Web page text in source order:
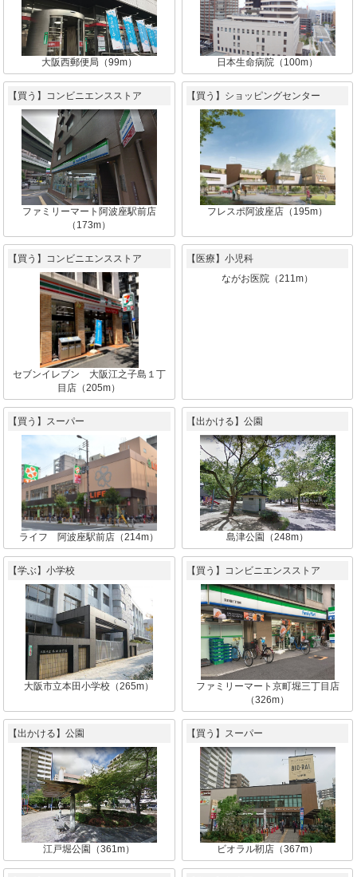
大阪西郵便局（99m） 日本生命病院（100m）
【買う】コンビニエンスストア
ファミリーマート阿波座駅前店
（173m）
【買う】ショッピングセンター
フレスポ阿波座店（195m）
【買う】コンビニエンスストア
セブンイレブン 大阪江之子島１丁
目店（205m）
【医療】小児科
ながお医院（211m）
【買う】スーパー
ライフ 阿波座駅前店（214m）
【出かける】公園
島津公園（248m）
【学ぶ】小学校
大阪市立本田小学校（265m）
【買う】コンビニエンスストア
ファミリーマート京町堀三丁目店
（326m）
【出かける】公園
江戸堀公園（361m）
【買う】スーパー
ビオラル靭店（367m）